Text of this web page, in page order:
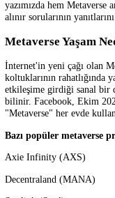
Metaverse Arsası
Metaverse arsa
sansasyonel haberler
isteyenlerin sayısında
Facebook CEO’su Mark
değiştirmesi ve yaptığı
Metaverse içinde
yandanMetaverse
barındırdığı fırsatları
İş dünyasını, e-ticareti